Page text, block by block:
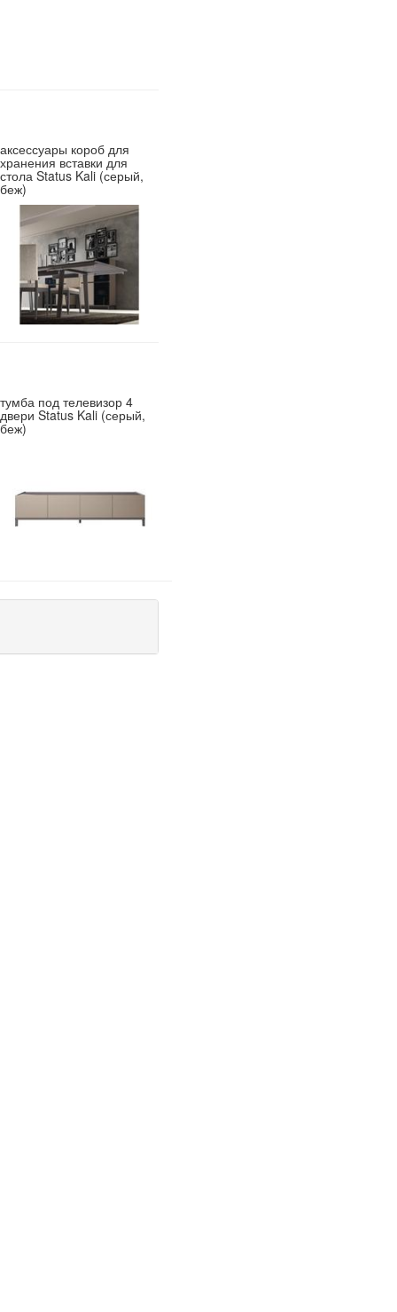
аксессуары короб для
хранения вставки для
стола Status Kali (серый,
беж)
тумба под телевизор 4
двери Status Kali (серый,
беж)